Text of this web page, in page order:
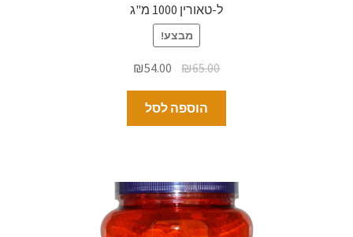
ל-טאורין 1000 מ"ג
מבצע!
₪65.00
₪54.00
הוספה לסל